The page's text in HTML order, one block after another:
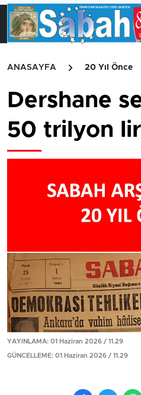
ANASAYFA 20 Yıl Önce
Dershane
50 trilyon
YAYINLAMA: 01 Haziran 2026 / 11.29
GÜNCELLEME: 01 Haziran 2026 / 11.29